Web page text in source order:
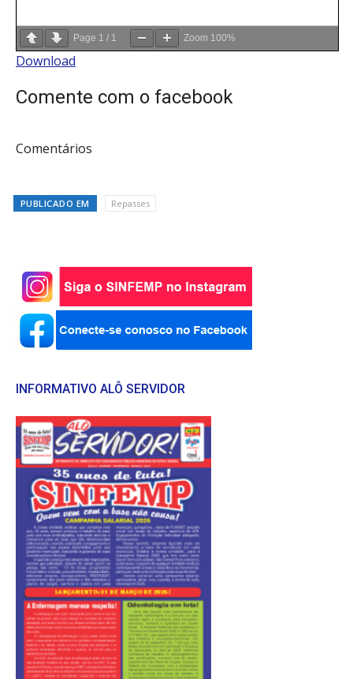
Page 1 / 1 Zoom 100%
Download
Comente com o facebook
Comentários
PUBLICADO EM Repasses
INFORMATIVO ALÔ SERVIDOR